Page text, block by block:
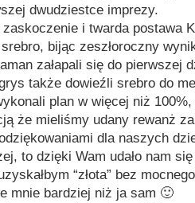
dwudziestce imprezy.
i twarda postawa
srebro, bijąc zeszłoroczny
załapali się do pierwszej
także dowieźli srebro do
plan w więcej niż
że mieliśmy udany rewanż
dla naszych
to dzięki Wam udało nam
“złota” bez
mnie bardziej niż ja sam 🙂